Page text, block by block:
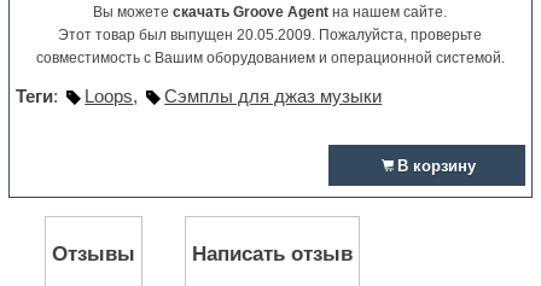
Вы можетескачать Groove Agent на нашем сайте.
Этот товар был выпущен 20.05.2009. Пожалуйста, проверьте
совместимость с Вашим оборудованием и операционной системой.
Теги: Loops, Сэмплы для джаз музыки
В корзину
Отзывы Написать отзыв